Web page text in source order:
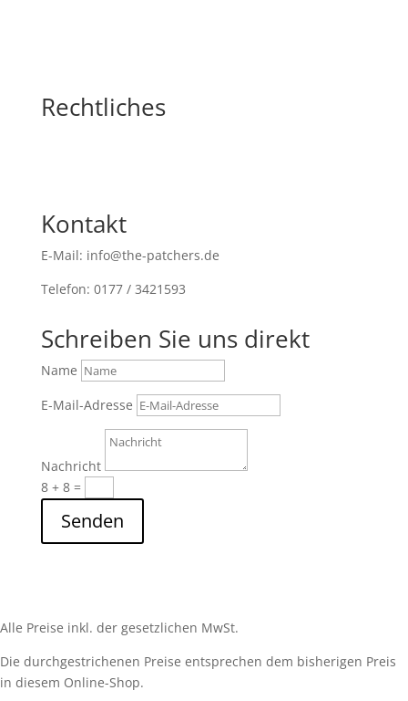
Rechtliches
Kontakt
E-Mail: info@the-patchers.de
Telefon: 0177 / 3421593
Schreiben Sie uns direkt
Name
E-Mail-Adresse
Nachricht
8 + 8=
Senden
Alle Preise inkl. der gesetzlichen MwSt.
Die durchgestrichenen Preise entsprechen dem bisherigen Preis
in diesem Online-Shop.